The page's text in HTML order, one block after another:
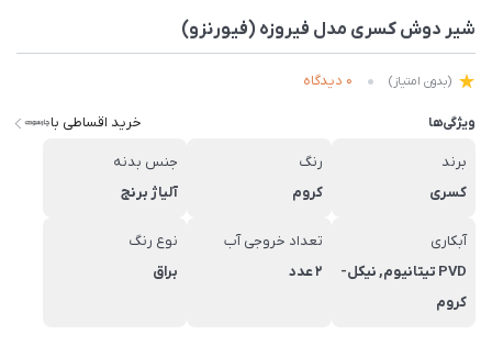
شیر دوش کسری مدل فیروزه (فیورنزو)
(بدون امتیاز) 0 دیدگاه
ویژگی‌ها خرید اقساطی با
برند
کسری
رنگ
کروم
جنس بدنه
آلیاژ برنج
آبکاری
PVD تیتانیوم, نیکل-
کروم
تعداد خروجی آب
2 عدد
نوع رنگ
براق